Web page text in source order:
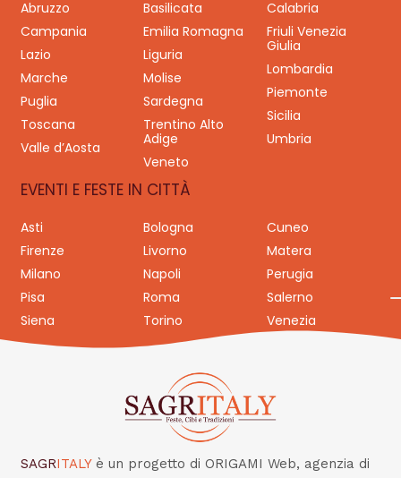
Abruzzo Basilicata
Calabria
Campania
Emilia Romagna
Friuli Venezia
Giulia
Lazio
Liguria
Lombardia
Marche
Molise
Piemonte
Puglia
Sardegna
Sicilia
Toscana
Trentino Alto
Adige
Umbria
Valle d’Aosta
Veneto
EVENTI E FESTE IN CITTÀ
Asti Bologna
Cuneo
Firenze
Livorno
Matera
Milano
Napoli
Perugia
Pisa
Roma
Salerno
Siena
Torino Venezia
SAGRITALY è un progetto di ORIGAMI Web, agenzia di